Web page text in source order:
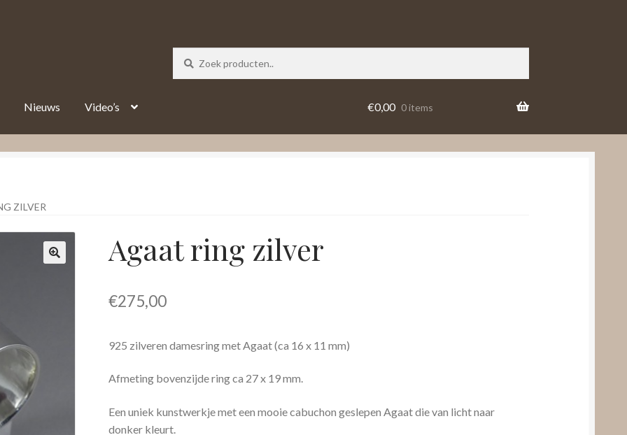
Nieuws Video’s €0,00 0 items
ZILVER
Agaat ring zilver
€275,00
925 zilveren damesring met Agaat (ca 16 x 11 mm)
Afmeting bovenzijde ring ca 27 x 19 mm.
Een uniek kunstwerkje met een mooie cabuchon geslepen Agaat die van licht naar
donker kleurt.